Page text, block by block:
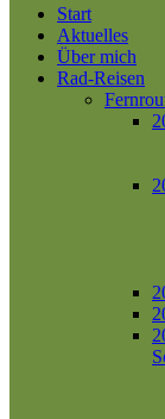
Close
Menu
Start
Aktuelles
Über mich
Rad-Reisen